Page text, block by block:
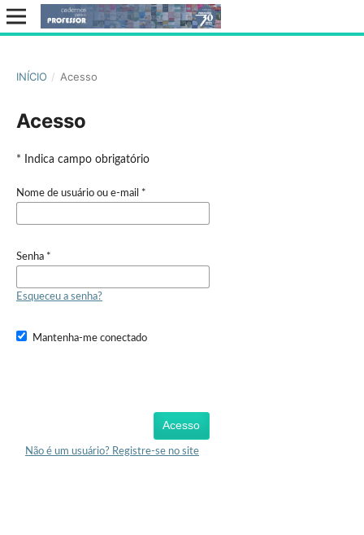
INÍCIO / Acesso
Acesso
* Indica campo obrigatório
Nome de usuário ou e-mail *
Senha *
Esqueceu a senha?
Mantenha-me conectado
Acesso
Não é um usuário? Registre-se no site